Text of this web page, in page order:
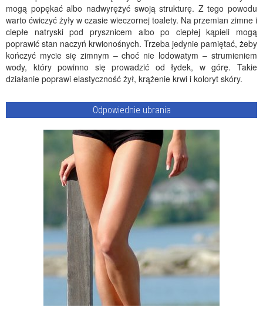
mogą popękać albo nadwyrężyć swoją strukturę. Z tego powodu
warto ćwiczyć żyły w czasie wieczornej toalety. Na przemian zimne i
ciepłe natryski pod prysznicem albo po ciepłej kąpieli mogą
poprawić stan naczyń krwionośnych. Trzeba jedynie pamiętać, żeby
kończyć mycie się zimnym – choć nie lodowatym – strumieniem
wody, który powinno się prowadzić od łydek, w górę. Takie
działanie poprawi elastyczność żył, krążenie krwi i koloryt skóry.
Odpowiednie ubrania